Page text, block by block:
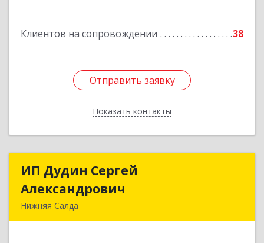
Клиентов на сопровождении 38
Отправить заявку
Показать контакты
Отправить заявку
Назад
ИП Дудин Сергей
Александрович
Нижняя Салда
ИП Дудин Сергей